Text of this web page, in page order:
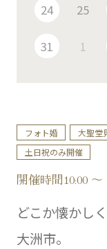
24 25
31 1
フォト婚 大聖堂
土日祝のみ開催
開催時間10:00 ～
どこか懐かし
大洲市。